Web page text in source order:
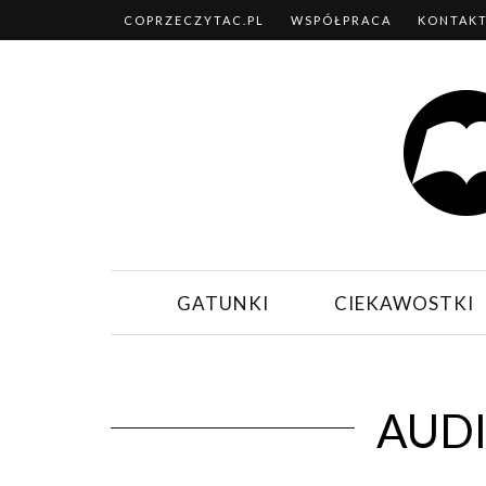
COPRZECZYTAC.PL WSPÓŁPRACA KONTAKT
GATUNKI CIEKAWOSTKI